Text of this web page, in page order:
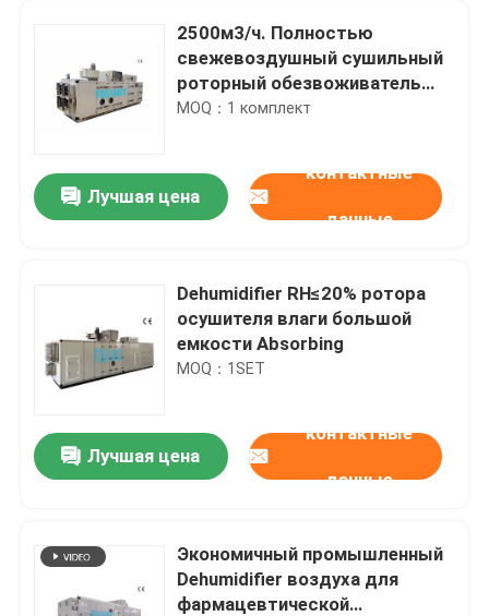
2500м3/ч. Полностью
свежевоздушный сушильный
роторный обезвоживатель
RH≤20%
MOQ：1 комплект
Лучшая цена
контактные
данные
Dehumidifier RH≤20% ротора
осушителя влаги большой
емкости Absorbing
MOQ：1SET
Лучшая цена
контактные
данные
Экономичный промышленный
Dehumidifier воздуха для
фармацевтической